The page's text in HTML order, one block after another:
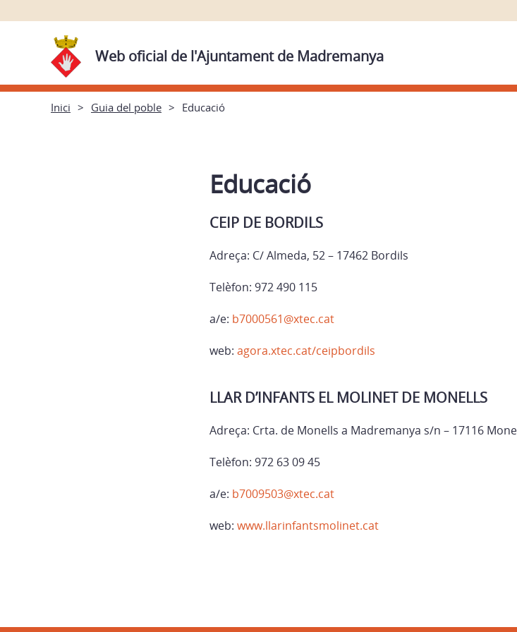
Web oficial de l'Ajuntament de Madremanya
Inici Guia del poble Educació
Educació
CEIP DE BORDILS
Adreça: C/ Almeda, 52 – 17462 Bordils
Telèfon: 972 490 115
a/e: b7000561@xtec.cat
web: agora.xtec.cat/ceipbordils
LLAR D’INFANTS EL MOLINET DE MONELLS
Adreça: Crta. de Monells a Madremanya s/n – 17116
Telèfon: 972 63 09 45
a/e: b7009503@xtec.cat
web: www.llarinfantsmolinet.cat